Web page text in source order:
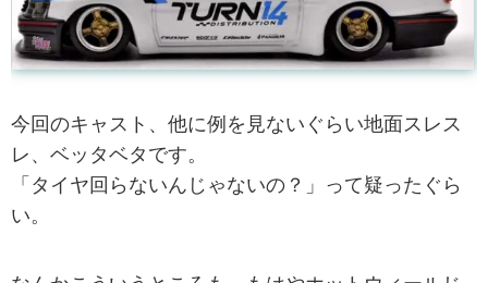
今回のキャスト、他に例を見ないぐらい地面スレス
レ、ベッタベタです。
「タイヤ回らないんじゃないの？」って疑ったぐら
い。